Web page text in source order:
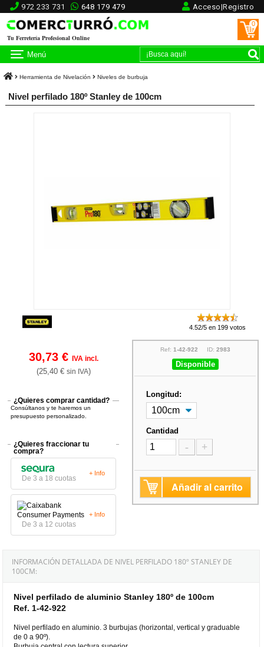
972 233 731 648 179 479 Acceso|Registro
Tu Ferretería Profesional Online
0
Menú
Herramienta de Nivelación Niveles de burbuja
Nivel perfilado 180º Stanley de 100cm
4.52/5 en 199 votos
30,73 € IVA incl.
(25,40 € sin IVA)
¿Quieres comprar cantidad?
Consúltanos y te haremos un
presupuesto personalizado.
¿Quieres fraccionar tu
compra?
De 3 a 18 cuotas
+ Info
De 3 a 12 cuotas
+ Info
Ref: 1-42-922 ID: 2983
Disponible
Longitud:
Cantidad
- +
Añadir al carrito
INFORMACIÓN DETALLADA DE NIVEL PERFILADO 180º STANLEY DE
100CM:
Nivel perfilado de aluminio Stanley 180º de 100cm
Ref. 1-42-922
Nivel perfilado en aluminio. 3 burbujas (horizontal, vertical y graduable
de 0 a 90º).